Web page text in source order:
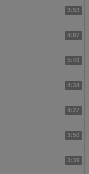
3:53
4:07
5:40
4:34
4:27
3:50
3:39